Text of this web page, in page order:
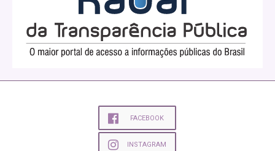
FACEBOOK
INSTAGRAM